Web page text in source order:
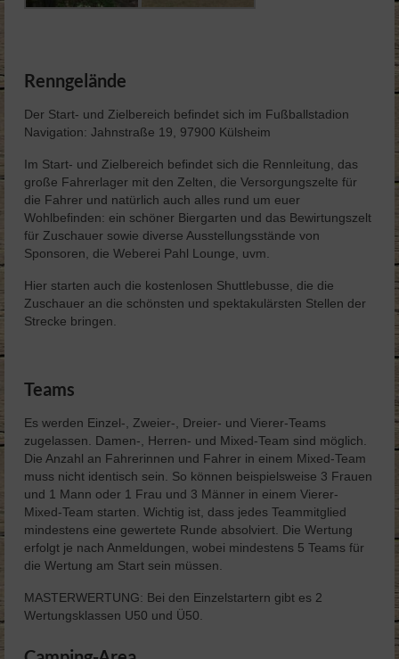
Renngelände
Der Start- und Zielbereich befindet sich im Fußballstadion
Navigation: Jahnstraße 19, 97900 Külsheim
Im Start- und Zielbereich befindet sich die Rennleitung, das
große Fahrerlager mit den Zelten, die Versorgungszelte für
die Fahrer und natürlich auch alles rund um euer
Wohlbefinden: ein schöner Biergarten und das Bewirtungszelt
für Zuschauer sowie diverse Ausstellungsstände von
Sponsoren, die Weberei Pahl Lounge, uvm.
Hier starten auch die kostenlosen Shuttlebusse, die die
Zuschauer an die schönsten und spektakulärsten Stellen der
Strecke bringen.
Teams
Es werden Einzel-, Zweier-, Dreier- und Vierer-Teams
zugelassen. Damen-, Herren- und Mixed-Team sind möglich.
Die Anzahl an Fahrerinnen und Fahrer in einem Mixed-Team
muss nicht identisch sein. So können beispielsweise 3 Frauen
und 1 Mann oder 1 Frau und 3 Männer in einem Vierer-
Mixed-Team starten. Wichtig ist, dass jedes Teammitglied
mindestens eine gewertete Runde absolviert. Die Wertung
erfolgt je nach Anmeldungen, wobei mindestens 5 Teams für
die Wertung am Start sein müssen.
MASTERWERTUNG: Bei den Einzelstartern gibt es 2
Wertungsklassen U50 und Ü50.